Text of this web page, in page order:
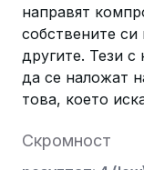
направят
собствените
другите. Тези
да се наложат
това, което
Скромност